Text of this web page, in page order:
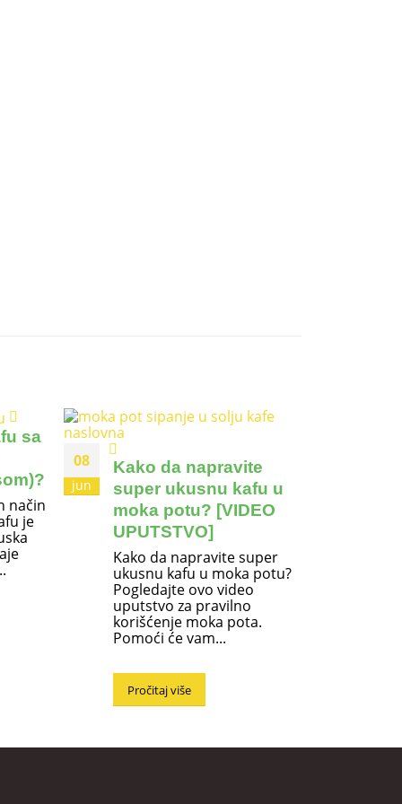
sa
način
je
08
jun
Kako da napravite
super ukusnu kafu u
moka potu? [VIDEO
UPUTSTVO]
Kako da napravite super
ukusnu kafu u moka potu?
Pogledajte ovo video
uputstvo za pravilno
korišćenje moka pota.
Pomoći će vam...
Pročitaj više